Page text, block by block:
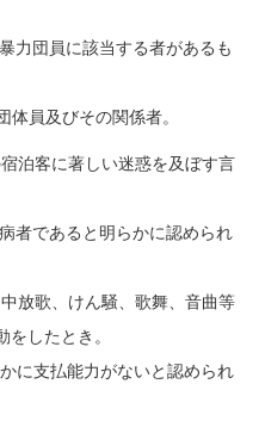
力団員に該当する者があるも
員及びその関係者。
泊客に著しい迷惑を及ぼす言
者であると明らかに認められ
放歌、けん騒、歌舞、音曲等
したとき。
に支払能力がないと認められ